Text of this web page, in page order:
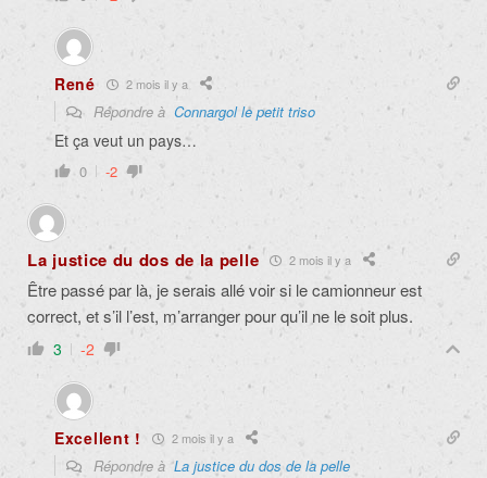
René 2 mois il y a
Répondre à Connargol le petit triso
Et ça veut un pays…
0 -2
La justice du dos de la pelle 2 mois il y a
Être passé par là, je serais allé voir si le camionneur est
correct, et s’il l’est, m’arranger pour qu’il ne le soit plus.
3 -2
Excellent ! 2 mois il y a
Répondre àLa justice du dos de la pelle